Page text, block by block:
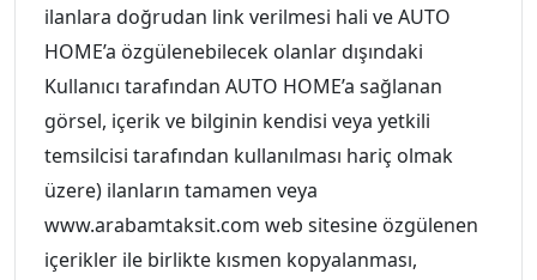
ilanlara doğrudan link verilmesi hali ve AUTO
HOME’a özgülenebilecek olanlar dışındaki
Kullanıcı tarafından AUTO HOME’a sağlanan
görsel, içerik ve bilginin kendisi veya yetkili
temsilcisi tarafından kullanılması hariç olmak
üzere) ilanların tamamen veya
www.arabamtaksit.com web sitesine özgülenen
içerikler ile birlikte kısmen kopyalanması,